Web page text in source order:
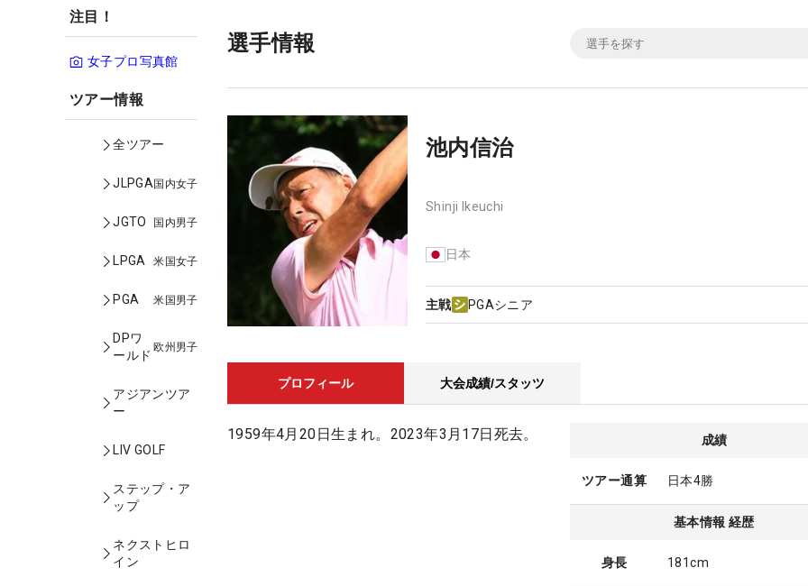
注目！
女子プロ写真館
ツアー情報
全ツアー
JLPGA国内女子
JGTO 国内男子
LPGA 米国女子
PGA 米国男子
DPワ
ールド
欧州男子
アジアンツア
ー
LIV GOLF
ステップ・ア
ップ
ネクストヒロ
イン
選手情報
池内信治
Shinji Ikeuchi
日本
主戦 PGAシニア
プロフィール 大会成績/スタッツ
成績
ツアー通算 日本4勝
基本情報 経歴
身長 181cm
1959年4月20日生まれ。2023年3月17日死去。